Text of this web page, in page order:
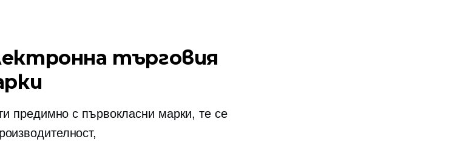
търговия
предимно с първокласни марки, те се